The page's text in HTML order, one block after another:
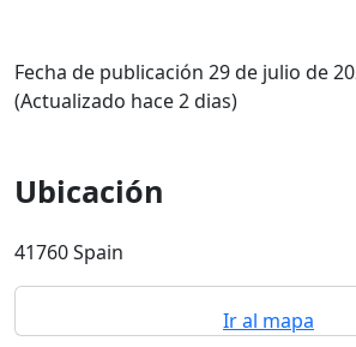
Fecha de publicación 29 de julio de
(Actualizado hace 2 dias)
Ubicación
41760 Spain
Ir al mapa